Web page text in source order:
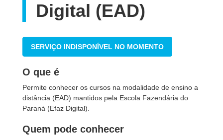
Digital (EAD)
SERVIÇO INDISPONÍVEL NO MOMENTO
O que é
Permite conhecer os cursos na modalidade de ensino a
distância (EAD) mantidos pela Escola Fazendária do
Paraná (Efaz Digital).
Quem pode conhecer